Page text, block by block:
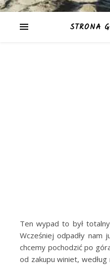
STRONA
Ten wypad to był
Wcześniej odpadły nam
chcemy pochodzić po
od zakupu winiet,